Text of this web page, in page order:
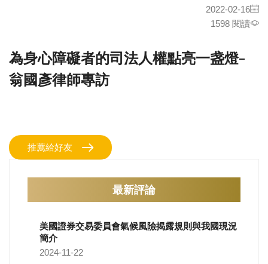
2022-02-16
1598 閱讀
為身心障礙者的司法人權點亮一盏燈-
翁國彥律師專訪
推薦給好友
最新評論
美國證券交易委員會氣候風險揭露規則與我國現況
簡介
2024-11-22